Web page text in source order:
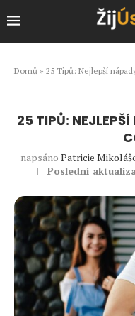
Domů » 25 Tipů: Nejlepší
25 TIPŮ:
napsáno Patricie
Poslední